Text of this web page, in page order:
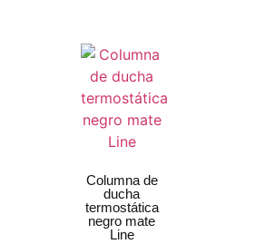
Columna de
ducha
termostática
negro mate
Line